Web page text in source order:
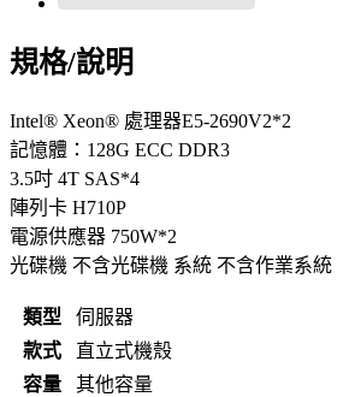
規格/說明
Intel® Xeon® 處理器E5-2690V2*2
記憶體：128G ECC DDR3
3.5吋 4T SAS*4
陣列卡 H710P
電源供應器 750W*2
光碟機 不含光碟機 系統 不含作業系統
類型
伺服器
款式
直立式機殼
容量
其他容量